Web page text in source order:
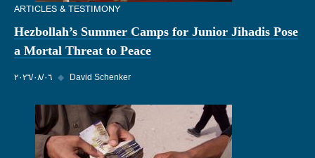
ARTICLES & TESTIMONY
Hezbollah’s Summer Camps for Junior Jihadis Pose
a Mortal Threat to Peace
٠٦‏/٠٨‏/٢٠٢٦ ◆ David Schenker